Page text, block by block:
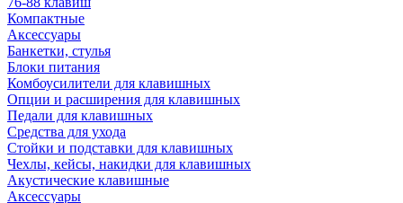
Компактные
Аксессуары
Банкетки, стулья
Блоки питания
Комбоусилители для клавишных
Опции и расширения для клавишных
Педали для клавишных
Средства для ухода
Стойки и подставки для клавишных
Чехлы, кейсы, накидки для клавишных
Акустические клавишные
Аксессуары